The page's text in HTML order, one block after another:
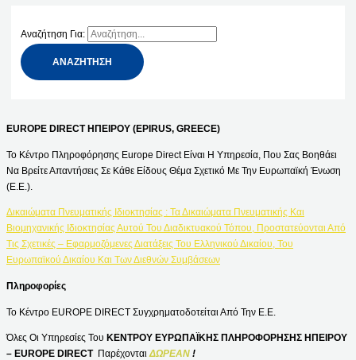
Αναζήτηση Για:
EUROPE DIRECT ΗΠΕΙΡΟΥ (EPIRUS, GREECE)
Το Κέντρο Πληροφόρησης Europe Direct Είναι Η Υπηρεσία, Που Σας Βοηθάει
Να Βρείτε Απαντήσεις Σε Κάθε Είδους Θέμα Σχετικό Με Την Ευρωπαϊκή Ένωση
(Ε.Ε.).
Δικαιώματα Πνευματικής Ιδιοκτησίας : Τα Δικαιώματα Πνευματικής Και
Βιομηχανικής Ιδιοκτησίας Αυτού Του Διαδικτυακού Τόπου, Προστατεύονται Από
Τις Σχετικές – Εφαρμοζόμενες Διατάξεις Του Ελληνικού Δικαίου, Του
Ευρωπαϊκού Δικαίου Και Των Διεθνών Συμβάσεων
Πληροφορίες
Το Κέντρο EUROPE DIRECT Συγχρηματοδοτείται Από Την Ε.Ε.
Όλες Οι Υπηρεσίες Του ΚΕΝΤΡΟΥ ΕΥΡΩΠΑΪΚΗΣ ΠΛΗΡΟΦΟΡΗΣΗΣ ΗΠΕΙΡΟΥ
– EUROPE DIRECT Παρέχονται ΔΩΡΕΑΝ !